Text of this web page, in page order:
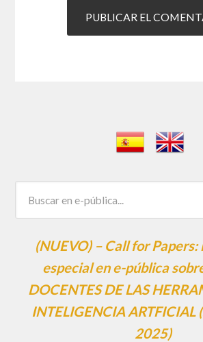
(NUEVO) – Call for
especial en e-pública
DOCENTES DE LAS
INTELIGENCIA ARTFICIAL
2025)